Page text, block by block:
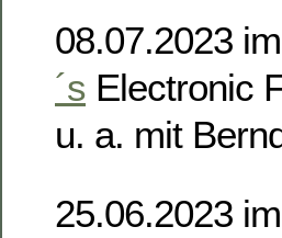
08.07.2023
´s Electronic
u. a. mit
25.06.2023